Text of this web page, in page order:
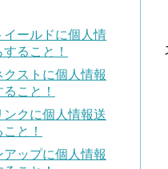
イールドに個人情
ること！
クストに個人情報
こと！
ンクに個人情報送
と！
アップに個人情報